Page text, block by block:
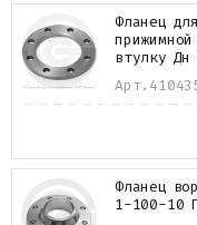
Арт.
Фланец
втулку Дн
Фланец
1-100-10